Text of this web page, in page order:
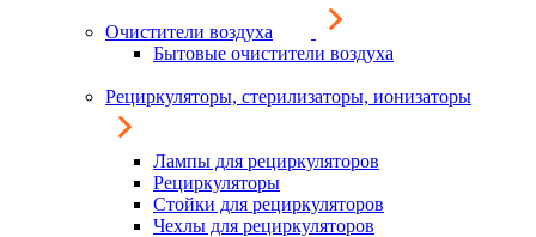
Очистители воздуха
Бытовые очистители воздуха
Рециркуляторы, стерилизаторы, ионизаторы
Лампы для рециркуляторов
Рециркуляторы
Стойки для рециркуляторов
Чехлы для рециркуляторов